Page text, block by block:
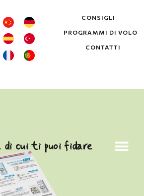
CONSIGLI
PROGRAMMI DI VOLO
CONTATTI
cui ti puoi fidare